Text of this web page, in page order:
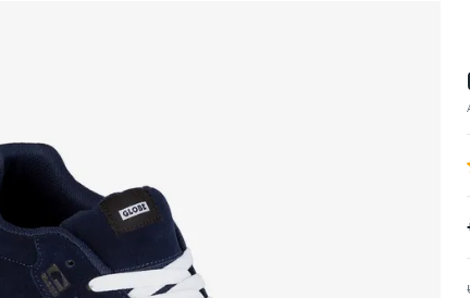
nach Eingabe des Gutscheincodes abgezogen. Rabattierung erfolgt ausschließlich auf